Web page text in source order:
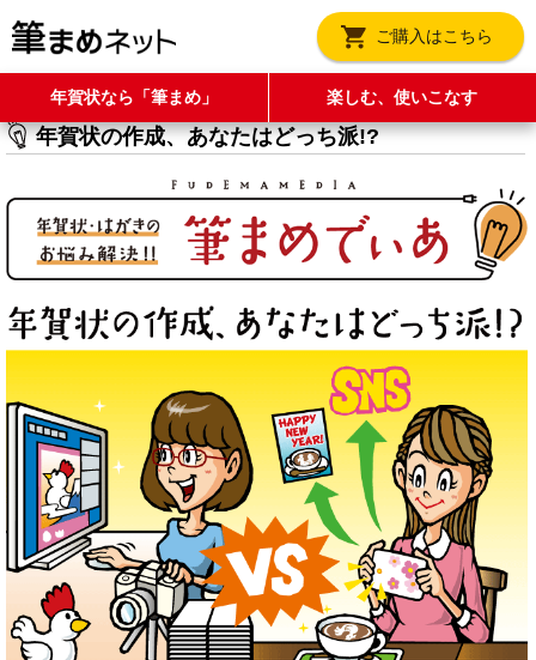
ご購入はこちら
年賀状なら「筆まめ」 楽しむ、使いこなす
年賀状の作成、あなたはどっち派!?